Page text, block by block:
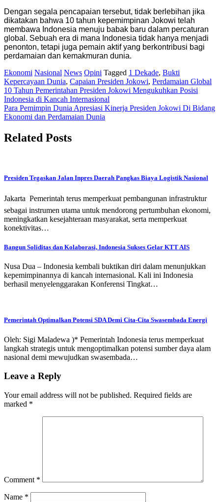
Dengan segala pencapaian tersebut, tidak berlebihan jika
dikatakan bahwa 10 tahun kepemimpinan Jokowi telah
membawa Indonesia menuju babak baru dalam percaturan
global. Sebuah era di mana Indonesia tidak hanya menjadi
penonton, tetapi juga pemain aktif yang berkontribusi bagi
perdamaian dan kemakmuran dunia.
Ekonomi Nasional News Opini Tagged 1 Dekade, Bukti
Kepercayaan Dunia, Capaian Presiden Jokowi, Perdamaian Global
Post
navigation
10 Tahun Pemerintahan Presiden Jokowi Mengukuhkan Posisi
Indonesia di Kancah Internasional
Para Pemimpin Dunia Apresiasi Kinerja Presiden Jokowi Di Bidang
Ekonomi dan Perdamaian Dunia
Related Posts
Presiden Tegaskan Jalan Inpres Daerah Pangkas Biaya Logistik Nasional
Jakarta  Pemerintah terus memperkuat pembangunan infrastruktur
sebagai instrumen utama untuk mendorong pertumbuhan ekonomi,
meningkatkan kesejahteraan masyarakat, serta memperkuat
konektivitas…
Bangun Soliditas dan Kolaborasi, Indonesia Sukses Gelar KTT AIS
Nusa Dua – Indonesia kembali buktikan diri dalam menunjukkan
kepemimpinannya di kancah internasional. Kali ini Indonesia
berhasil menyelenggarakan Konferensi Tingkat…
Pemerintah Optimalkan Potensi SDA Demi Cita-Cita Swasembada Energi
Oleh: Sigi Maladewa )* Pemerintah Indonesia terus memperkuat
langkah strategis untuk mengoptimalkan potensi sumber daya alam
nasional demi mewujudkan swasembada…
Leave a Reply
Your email address will not be published. Required fields are
marked *
Comment *
Name *